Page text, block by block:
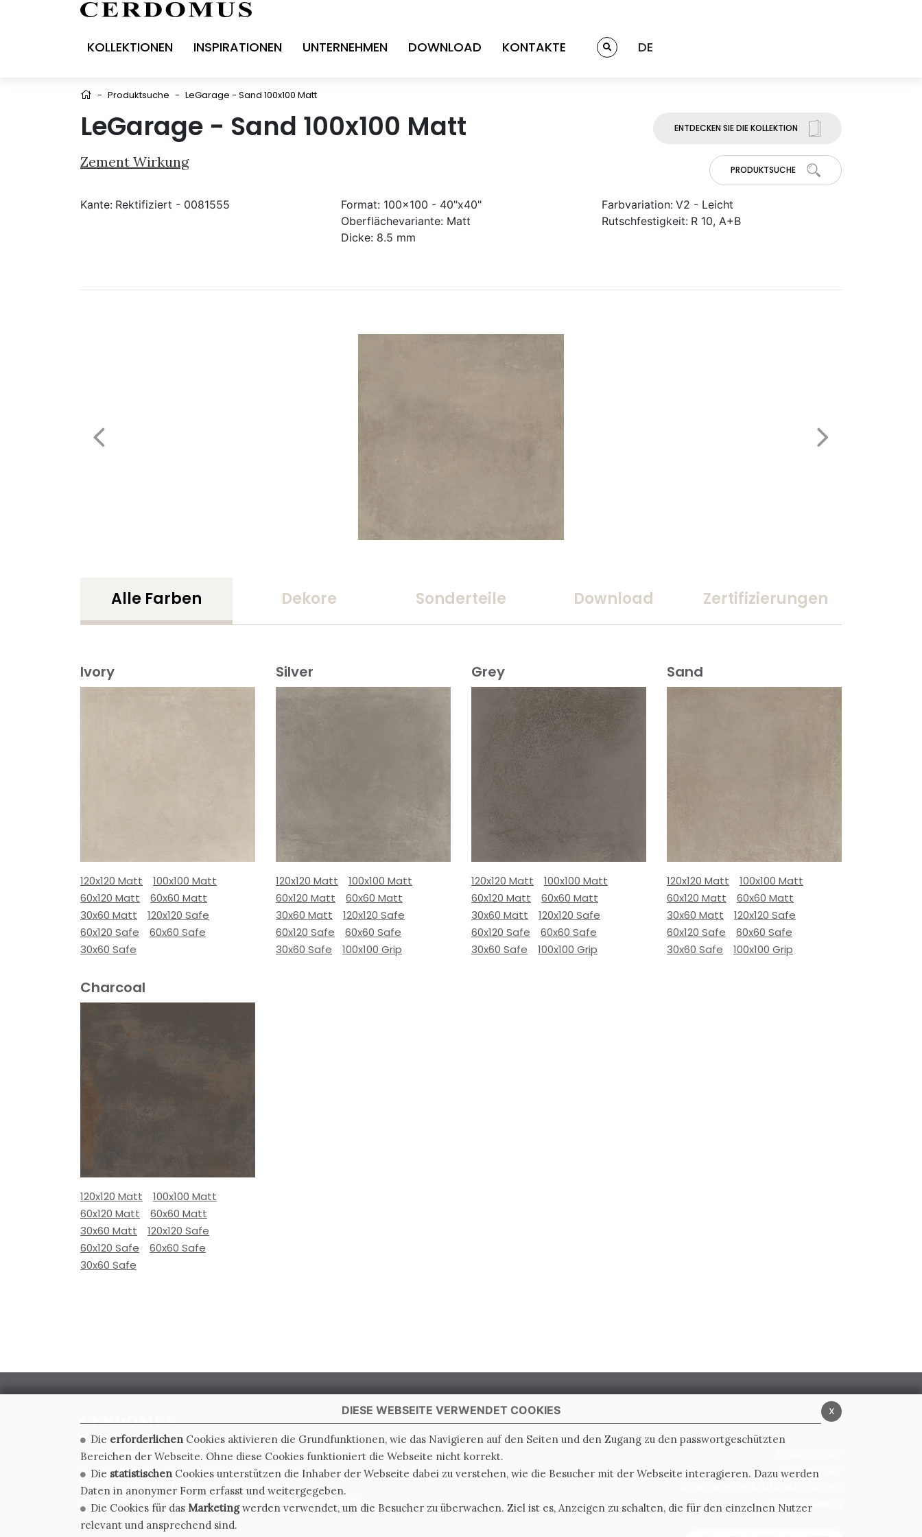
KOLLEKTIONEN INSPIRATIONEN UNTERNEHMEN DOWNLOAD KONTAKTE DE
- Produktsuche - LeGarage - Sand 100x100 Matt
LeGarage - Sand 100x100 Matt
Zement Wirkung
ENTDECKEN SIE DIE KOLLEKTION
PRODUKTSUCHE
Kante: Rektifiziert - 0081555 Format: 100x100 - 40"x40"
Oberflächevariante: Matt
Dicke: 8.5 mm
Farbvariation: V2 - Leicht
Rutschfestigkeit: R 10, A+B
Alle Farben Dekore Sonderteile Download Zertifizierungen
Ivory
120x120 Matt
100x100 Matt
60x120 Matt
60x60 Matt
30x60 Matt
120x120 Safe
60x120 Safe
60x60 Safe
30x60 Safe
Silver
120x120 Matt
100x100 Matt
60x120 Matt
60x60 Matt
30x60 Matt
120x120 Safe
60x120 Safe
60x60 Safe
30x60 Safe
100x100 Grip
Grey
120x120 Matt
100x100 Matt
60x120 Matt
60x60 Matt
30x60 Matt
120x120 Safe
60x120 Safe
60x60 Safe
30x60 Safe
100x100 Grip
Sand
120x120 Matt
100x100 Matt
60x120 Matt
60x60 Matt
30x60 Matt
120x120 Safe
60x120 Safe
60x60 Safe
30x60 Safe
100x100 Grip
Charcoal
120x120 Matt
100x100 Matt
60x120 Matt
60x60 Matt
30x60 Matt
120x120 Safe
60x120 Safe
60x60 Safe
30x60 Safe
CERDOMUS S.R.L.
Via Emilia Ponente, 1000 - 48014 Castel Bolognese (RA) Italy
Tel. +39.0546.652111 - Email: info@cerdomus.com
Codice Fiscale e numero iscrizione al registro imprese di Ravenna
02620780391 - REA RA 217992 - Capitale Sociale Euro 20.000.000 i.v.
Cookie Policy
Whistleblowing
x
DIESE WEBSEITE VERWENDET COOKIES
Die erforderlichen Cookies aktivieren die Grundfunktionen, wie das Navigieren auf den Seiten und den Zugang zu den passwortgeschützten
Bereichen der Webseite. Ohne diese Cookies funktioniert die Webseite nicht korrekt.
Die statistischen Cookies unterstützen die Inhaber der Webseite dabei zu verstehen, wie die Besucher mit der Webseite interagieren. Dazu werden
Daten in anonymer Form erfasst und weitergegeben.
Die Cookies für das Marketingwerden verwendet, um die Besucher zu überwachen. Ziel ist es, Anzeigen zu schalten, die für den einzelnen Nutzer
relevant und ansprechend sind.